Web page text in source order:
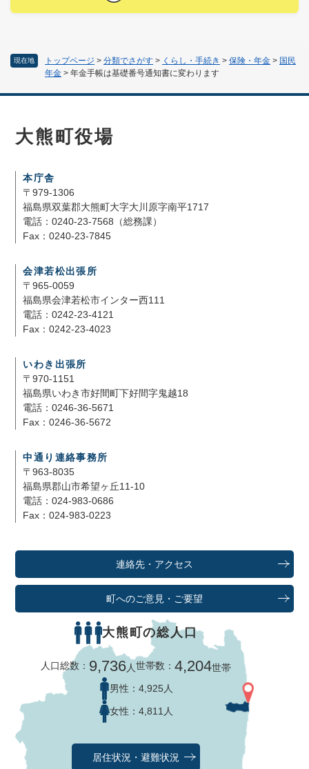
現在地 トップページ > 分類でさがす > くらし・手続き > 保険・年金 > 国民
年金 > 年金手帳は基礎番号通知書に変わります
大熊町役場
本庁舎
〒979-1306
福島県双葉郡大熊町大字大川原字南平1717
電話：0240-23-7568（総務課）
Fax：0240-23-7845
会津若松出張所
〒965-0059
福島県会津若松市インター西111
電話：0242-23-4121
Fax：0242-23-4023
いわき出張所
〒970-1151
福島県いわき市好間町下好間字鬼越18
電話：0246-36-5671
Fax：0246-36-5672
中通り連絡事務所
〒963-8035
福島県郡山市希望ヶ丘11-10
電話：024-983-0686
Fax：024-983-0223
連絡先・アクセス
町へのご意見・ご要望
大熊町の総人口
人口総数： 9,736人世帯数：4,204世帯
男性： 4,925人
女性： 4,811人
居住状況・避難状況